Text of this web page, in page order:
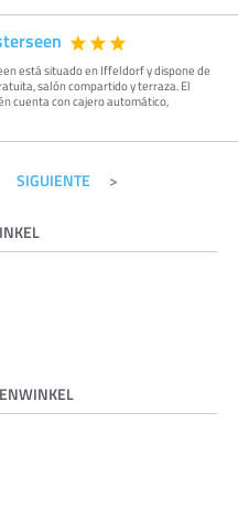
está situado en Iffeldorf y dispone de
salón compartido y terraza. El
cuenta con cajero automático,
SIGUIENTE